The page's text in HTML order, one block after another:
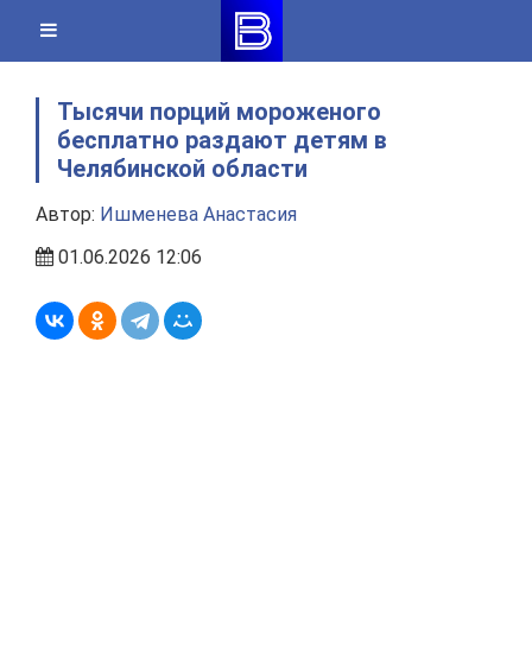
content
Тысячи порций мороженого
бесплатно раздают детям в
Челябинской области
Автор: Ишменева Анастасия
01.06.2026 12:06